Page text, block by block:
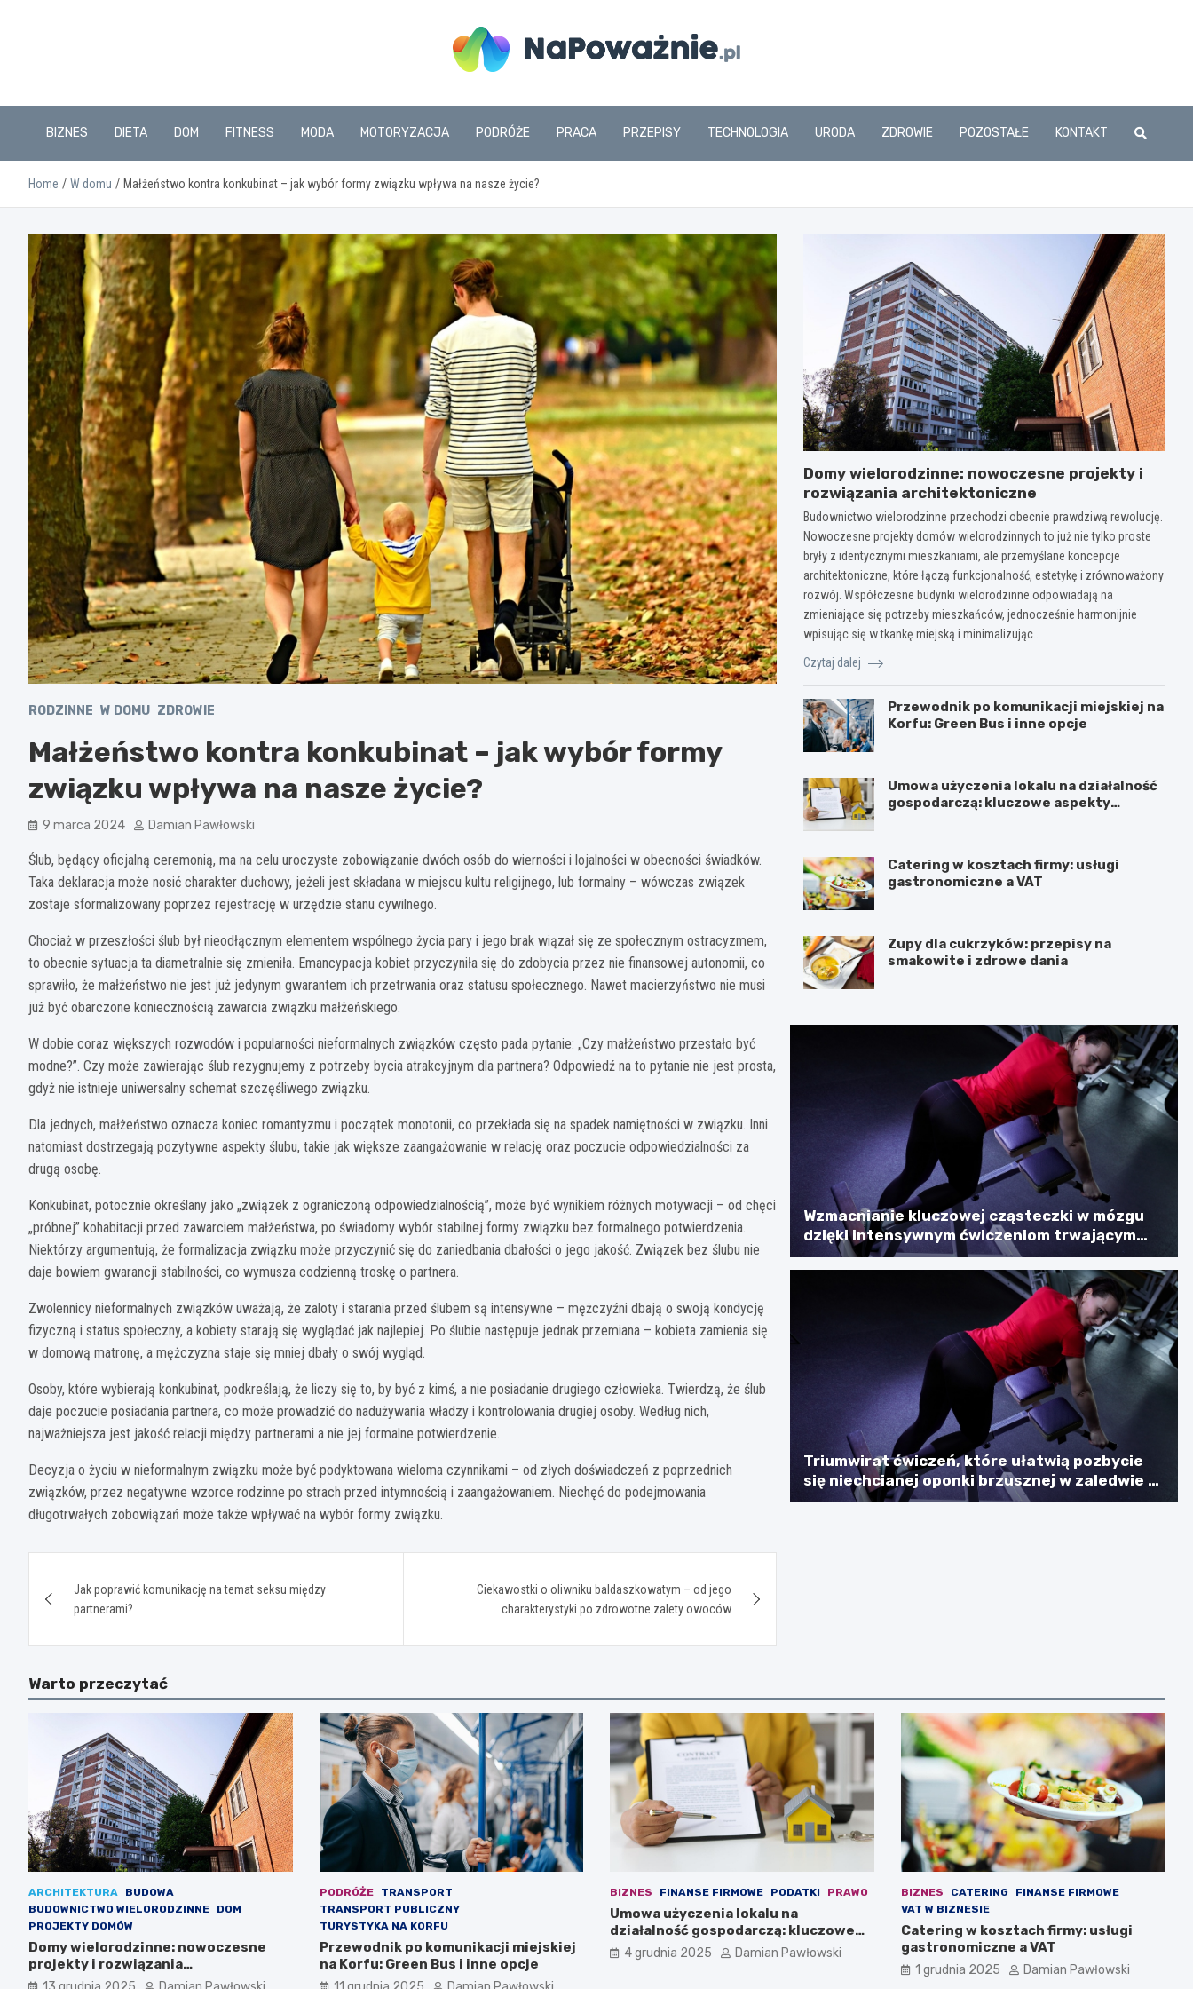
www.napowaznie.pl
BIZNES DIETA DOM FITNESS MODA MOTORYZACJA PODRÓŻE PRACA PRZEPISY TECHNOLOGIA URODA ZDROWIE POZOSTAŁE KONTAKT
Home W domu Małżeństwo kontra konkubinat – jak wybór formy związku wpływa na nasze życie?
RODZINNE W DOMU ZDROWIE
Małżeństwo kontra konkubinat – jak wybór formy
związku wpływa na nasze życie?
9 marca 2024 Damian Pawłowski
Ślub, będący oficjalną ceremonią, ma na celu uroczyste zobowiązanie dwóch osób do wierności i lojalności w obecności świadków.
Taka deklaracja może nosić charakter duchowy, jeżeli jest składana w miejscu kultu religijnego, lub formalny – wówczas związek
zostaje sformalizowany poprzez rejestrację w urzędzie stanu cywilnego.
Chociaż w przeszłości ślub był nieodłącznym elementem wspólnego życia pary i jego brak wiązał się ze społecznym ostracyzmem,
to obecnie sytuacja ta diametralnie się zmieniła. Emancypacja kobiet przyczyniła się do zdobycia przez nie finansowej autonomii, co
sprawiło, że małżeństwo nie jest już jedynym gwarantem ich przetrwania oraz statusu społecznego. Nawet macierzyństwo nie musi
już być obarczone koniecznością zawarcia związku małżeńskiego.
W dobie coraz większych rozwodów i popularności nieformalnych związków często pada pytanie: „Czy małżeństwo przestało być
modne?”. Czy może zawierając ślub rezygnujemy z potrzeby bycia atrakcyjnym dla partnera? Odpowiedź na to pytanie nie jest prosta,
gdyż nie istnieje uniwersalny schemat szczęśliwego związku.
Dla jednych, małżeństwo oznacza koniec romantyzmu i początek monotonii, co przekłada się na spadek namiętności w związku. Inni
natomiast dostrzegają pozytywne aspekty ślubu, takie jak większe zaangażowanie w relację oraz poczucie odpowiedzialności za
drugą osobę.
Konkubinat, potocznie określany jako „związek z ograniczoną odpowiedzialnością”, może być wynikiem różnych motywacji – od chęci
„próbnej” kohabitacji przed zawarciem małżeństwa, po świadomy wybór stabilnej formy związku bez formalnego potwierdzenia.
Niektórzy argumentują, że formalizacja związku może przyczynić się do zaniedbania dbałości o jego jakość. Związek bez ślubu nie
daje bowiem gwarancji stabilności, co wymusza codzienną troskę o partnera.
Zwolennicy nieformalnych związków uważają, że zaloty i starania przed ślubem są intensywne – mężczyźni dbają o swoją kondycję
fizyczną i status społeczny, a kobiety starają się wyglądać jak najlepiej. Po ślubie następuje jednak przemiana – kobieta zamienia się
w domową matronę, a mężczyzna staje się mniej dbały o swój wygląd.
Osoby, które wybierają konkubinat, podkreślają, że liczy się to, by być z kimś, a nie posiadanie drugiego człowieka. Twierdzą, że ślub
daje poczucie posiadania partnera, co może prowadzić do nadużywania władzy i kontrolowania drugiej osoby. Według nich,
najważniejsza jest jakość relacji między partnerami a nie jej formalne potwierdzenie.
Decyzja o życiu w nieformalnym związku może być podyktowana wieloma czynnikami – od złych doświadczeń z poprzednich
związków, przez negatywne wzorce rodzinne po strach przed intymnością i zaangażowaniem. Niechęć do podejmowania
długotrwałych zobowiązań może także wpływać na wybór formy związku.
wpisu
Jak poprawić komunikację na temat seksu między
partnerami?
Ciekawostki o oliwniku baldaszkowatym – od jego
charakterystyki po zdrowotne zalety owoców
Domy wielorodzinne: nowoczesne projekty i
rozwiązania architektoniczne
Budownictwo wielorodzinne przechodzi obecnie prawdziwą rewolucję.
Nowoczesne projekty domów wielorodzinnych to już nie tylko proste
bryły z identycznymi mieszkaniami, ale przemyślane koncepcje
architektoniczne, które łączą funkcjonalność, estetykę i zrównoważony
rozwój. Współczesne budynki wielorodzinne odpowiadają na
zmieniające się potrzeby mieszkańców, jednocześnie harmonijnie
wpisując się w tkankę miejską i minimalizując…
Czytaj dalej
Przewodnik po komunikacji miejskiej na
Korfu: Green Bus i inne opcje
Umowa użyczenia lokalu na działalność
gospodarczą: kluczowe aspekty
Catering w kosztach firmy: usługi
gastronomiczne a VAT
Zupy dla cukrzyków: przepisy na
smakowite i zdrowe dania
Wzmacnianie kluczowej cząsteczki w mózgu
dzięki intensywnym ćwiczeniom trwającym
sześć minut
Triumwirat ćwiczeń, które ułatwią pozbycie
się niechcianej oponki brzusznej w zaledwie 7
minut dziennie
Warto przeczytać
ARCHITEKTURA
BUDOWA
BUDOWNICTWO WIELORODZINNE
DOM
PROJEKTY DOMÓW
Domy wielorodzinne: nowoczesne
projekty i rozwiązania
architektoniczne
PODRÓŻE
TRANSPORT
TRANSPORT PUBLICZNY
TURYSTYKA NA KORFU
Przewodnik po komunikacji miejskiej
na Korfu: Green Bus i inne opcje
BIZNES FINANSE FIRMOWE PODATKI PRAWO
Umowa użyczenia lokalu na
działalność gospodarczą: kluczowe
aspekty prawne i podatkowe
4 grudnia 2025 Damian Pawłowski
BIZNES CATERING
FINANSE FIRMOWE
VAT W BIZNESIE
Catering w kosztach firmy: usługi
gastronomiczne a VAT
1 grudnia 2025 Damian Pawłowski